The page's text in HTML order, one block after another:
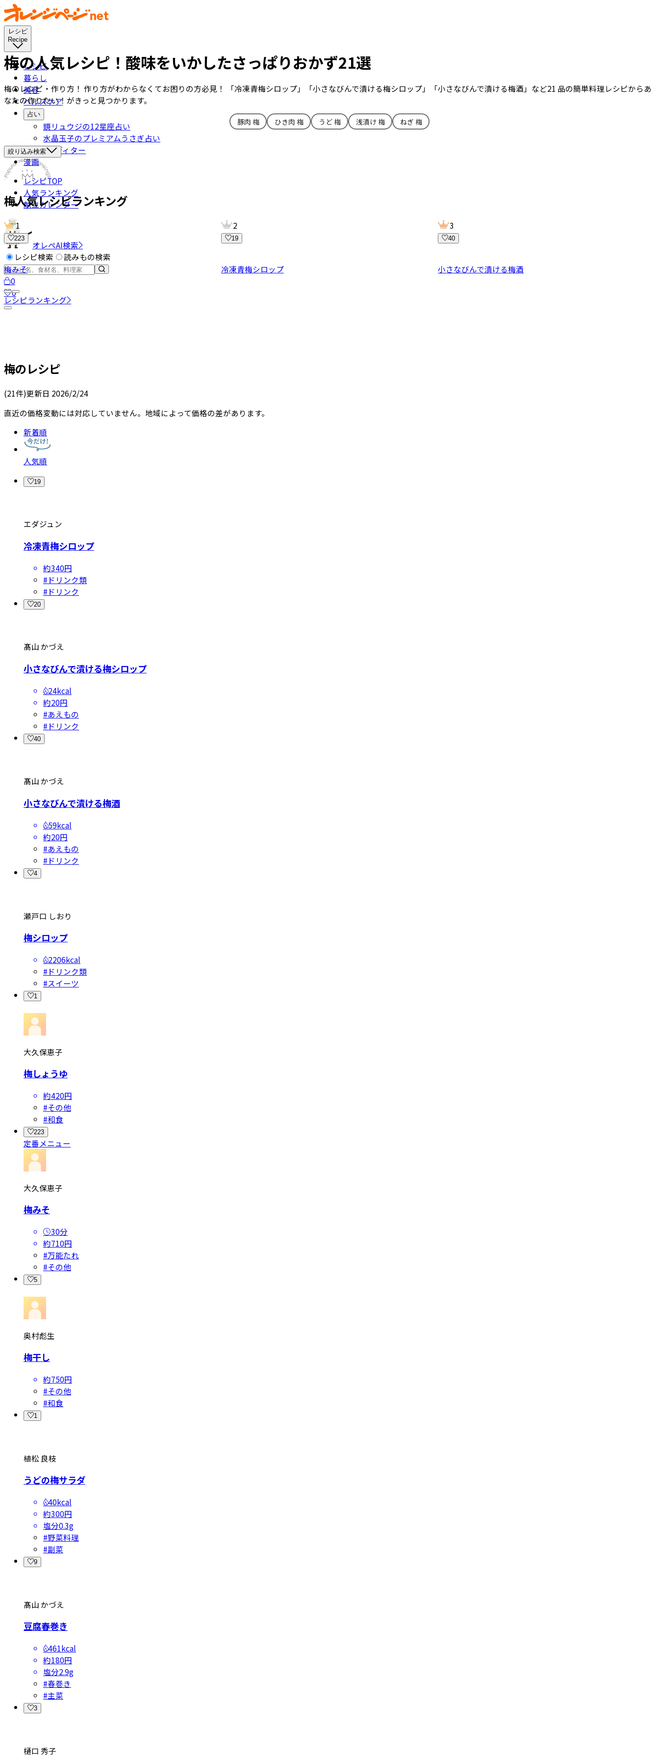
レシピ
Recipe
レシピ
暮らし
美容
ヘルスケア
占い
鏡リュウジの12星座占い
水晶玉子のプレミアムうさぎ占い
オレペエディター
漫画
レシピTOP
人気ランキング
献立カレンダー
オレペAI検索
レシピ検索
読みもの検索
0
0
梅の人気レシピ！酸味をいかしたさっぱりおかず21選
梅のレシピ・作り方！ 作り方がわからなくてお困りの方必見！ 「冷凍青梅シロップ」「小さなびんで漬ける梅シロップ」「小さなびんで漬ける梅酒」など21 品の簡単料理レシピからあ
なたの作りたい！がきっと見つかります。
豚肉 梅 ひき肉 梅 うど 梅 浅漬け 梅 ねぎ 梅
絞り込み検索
梅人気レシピランキング
1
223
梅みそ
2
19
冷凍青梅シロップ
3
40
小さなびんで漬ける梅酒
レシピランキング
梅のレシピ
(21件)更新日 2026/2/24
直近の価格変動には対応していません。地域によって価格の差があります。
新着順
人気順
19
エダジュン
冷凍青梅シロップ
約340円
# ドリンク類
# ドリンク
20
髙山 かづえ
小さなびんで漬ける梅シロップ
24kcal
約20円
#あえもの
# ドリンク
40
髙山 かづえ
小さなびんで漬ける梅酒
59kcal
約20円
#あえもの
# ドリンク
4
瀬戸口 しおり
梅シロップ
2206kcal
# ドリンク類
#スイーツ
1
大久保恵子
梅しょうゆ
約420円
#その他
#和食
223
定番メニュー
大久保恵子
梅みそ
30分
約710円
#万能たれ
#その他
5
奥村彪生
梅干し
約750円
#その他
#和食
1
植松 良枝
うどの梅サラダ
40kcal
約300円
塩分0.3g
#野菜料理
#副菜
9
髙山 かづえ
豆腐春巻き
461kcal
約180円
塩分2.9g
#春巻き
#主菜
3
樋口 秀子